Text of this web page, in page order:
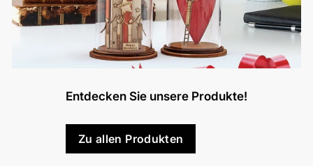
Entdecken Sie unsere Produkte!
Zu allen Produkten